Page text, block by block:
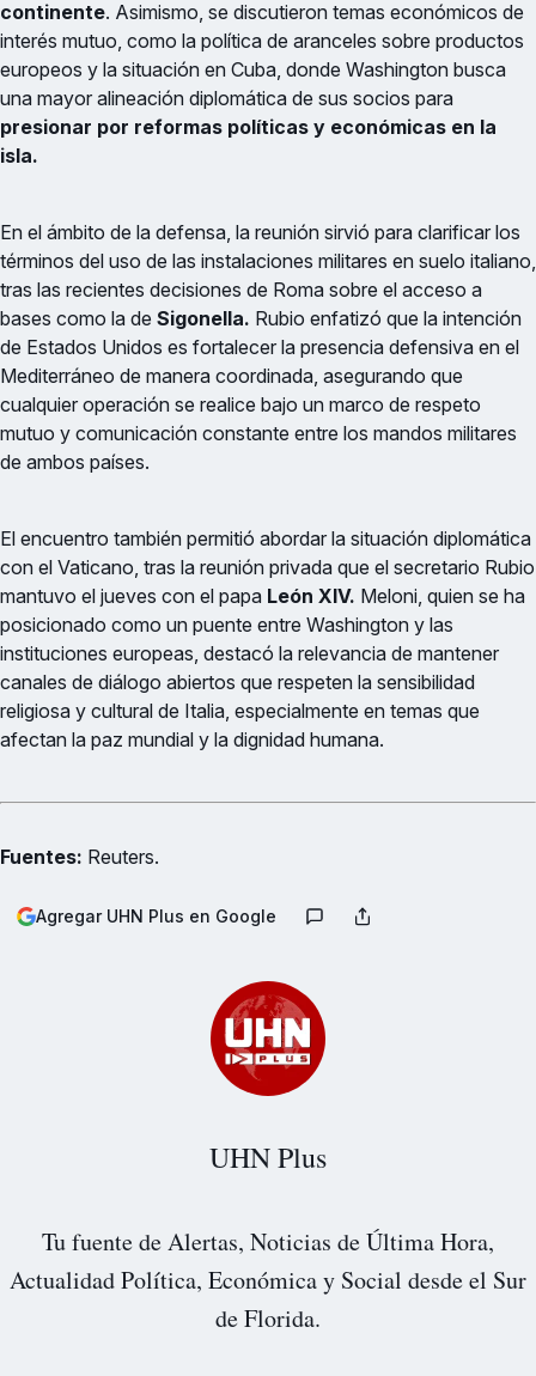
continente. Asimismo, se discutieron temas económicos de
interés mutuo, como la política de aranceles sobre productos
europeos y la situación en Cuba, donde Washington busca
una mayor alineación diplomática de sus socios para
presionar por reformas políticas y económicas en la
isla.
En el ámbito de la defensa, la reunión sirvió para clarificar los
términos del uso de las instalaciones militares en suelo italiano,
tras las recientes decisiones de Roma sobre el acceso a
bases como la de Sigonella. Rubio enfatizó que la intención
de Estados Unidos es fortalecer la presencia defensiva en el
Mediterráneo de manera coordinada, asegurando que
cualquier operación se realice bajo un marco de respeto
mutuo y comunicación constante entre los mandos militares
de ambos países.
El encuentro también permitió abordar la situación diplomática
con el Vaticano, tras la reunión privada que el secretario Rubio
mantuvo el jueves con el papa León XIV. Meloni, quien se ha
posicionado como un puente entre Washington y las
instituciones europeas, destacó la relevancia de mantener
canales de diálogo abiertos que respeten la sensibilidad
religiosa y cultural de Italia, especialmente en temas que
afectan la paz mundial y la dignidad humana.
Fuentes: Reuters.
Agregar UHN Plus en Google
UHN Plus
Tu fuente de Alertas, Noticias de Última Hora,
Actualidad Política, Económica y Social desde el Sur
de Florida.